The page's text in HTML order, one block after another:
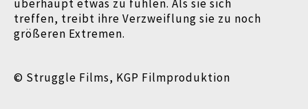
überhaupt etwas zu fühlen. Als sie sich
treffen, treibt ihre Verzweiflung sie zu noch
größeren Extremen.
© Struggle Films, KGP Filmproduktion